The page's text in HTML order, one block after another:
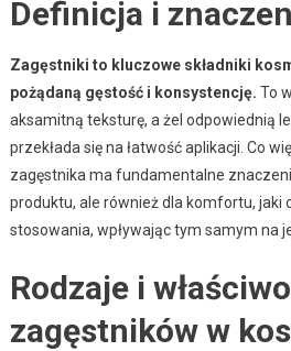
Definicja i
Zagęstniki to kluczowe składniki
pożądaną gęstość i konsystencję. To
aksamitną teksturę, a żel odpowiednią
przekłada się na łatwość aplikacji. Co
zagęstnika ma fundamentalne
produktu, ale również dla komfortu, jaki
stosowania, wpływając tym samym na
Rodzaje i
zagęstników w